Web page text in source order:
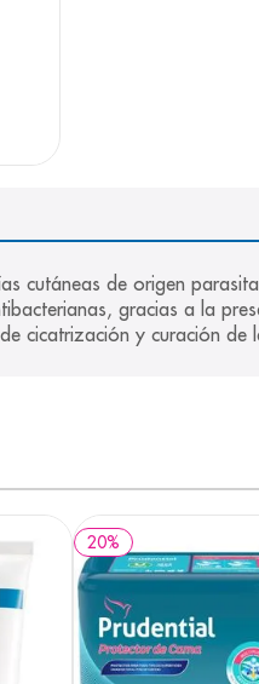
cutáneas de origen
gracias a la
cicatrización y curación de
20%